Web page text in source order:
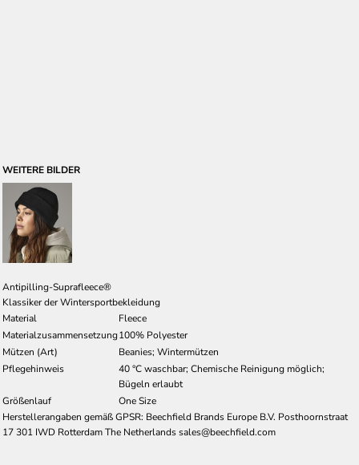
WEITERE BILDER
Antipilling-Suprafleece®
Klassiker der Wintersportbekleidung
Material
Fleece
Materialzusammensetzung100% Polyester
Mützen (Art)
Beanies; Wintermützen
Pflegehinweis
40 °C waschbar; Chemische Reinigung möglich;
Bügeln erlaubt
Größenlauf
One Size
Herstellerangaben gemäß GPSR: Beechfield Brands Europe B.V. Posthoornstraat
17 301 IWD Rotterdam The Netherlands sales@beechfield.com